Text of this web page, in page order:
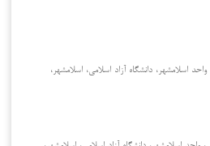
اسلامشهر، دانشگاه آزاد اسلامی، اسلامشهر،
واحد اسلامشهر، دانشگاه آزاد اسلامی، اسلامشهر،